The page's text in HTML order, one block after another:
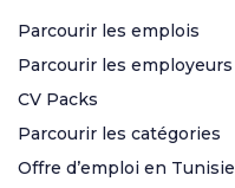
Parcourir les emplois
Parcourir les employeurs
CV Packs
Parcourir les catégories
Offre d’emploi en Tunisie